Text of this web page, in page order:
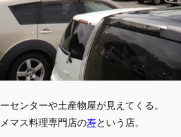
センターや土産物屋が見えてくる。
マス料理専門店の寿という店。